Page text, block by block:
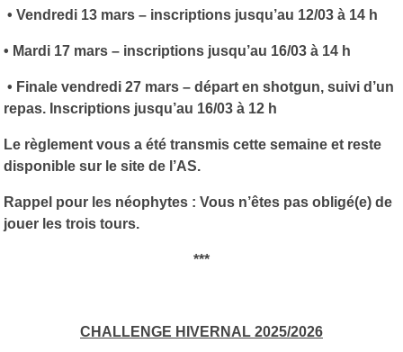
• Vendredi 13 mars – inscriptions jusqu’au 12/03 à 14 h
• Mardi 17 mars – inscriptions jusqu’au 16/03 à 14 h
• Finale vendredi 27 mars – départ en shotgun, suivi d’un
repas. Inscriptions jusqu’au 16/03 à 12 h
Le règlement vous a été transmis cette semaine et reste
disponible sur le site de l’AS.
Rappel pour les néophytes : Vous n’êtes pas obligé(e) de
jouer les trois tours.
***
CHALLENGE HIVERNAL 2025/2026